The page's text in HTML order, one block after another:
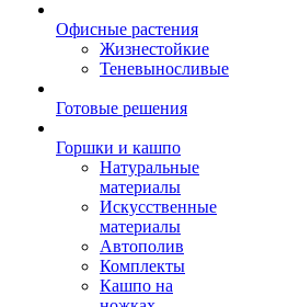
Офисные растения
Жизнестойкие
Теневыносливые
Готовые решения
Горшки и кашпо
Натуральные
материалы
Искусственные
материалы
Автополив
Комплекты
Кашпо на